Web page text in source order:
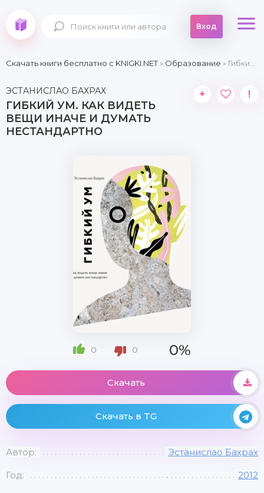
Вход
Скачать книги бесплатно c KNIGKI.NET» Образование » Гибкий ум. Как видеть вещи иначе и думать нестандартно
ЭСТАНИСЛАО БАХРАХ
ГИБКИЙ УМ. КАК ВИДЕТЬ
ВЕЩИ ИНАЧЕ И ДУМАТЬ
НЕСТАНДАРТНО
+ !
0 0 0%
Скачать
Скачать в TG
Автор: Эстанислао Бахрах
Год: 2012